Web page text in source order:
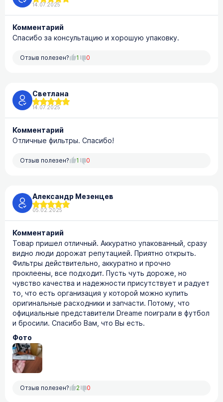
14.07.2025
Комментарий
Спасибо за консультацию и хорошую упаковку.
Отзыв полезен? 1 0
Светлана
14.07.2025
Комментарий
Отличные фильтры. Спасибо!
Отзыв полезен? 1 0
Александр Мезенцев
05.02.2025
Комментарий
Товар пришел отличный. Аккуратно упакованный, сразу
видно люди дорожат репутацией. Приятно открыть.
Фильтры действительно, аккуратно и прочно
проклеены, все подходит. Пусть чуть дороже, но
чувство качества и надежности присутствует и радует
то, что есть организация у которой можно купить
оригинальные расходники и запчасти. Потому, что
официальные представители Dreame поиграли в футбол
и бросили. Спасибо Вам, что Вы есть.
Фото
Отзыв полезен? 2 0